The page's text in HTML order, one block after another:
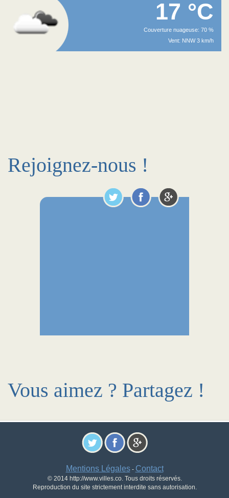
17 °C
Couverture nuageuse: 70 %
Vent: NNW 3 km/h
Rejoignez-nous !
Vous aimez ? Partagez !
Mentions Légales- Contact
© 2014 http://www.villes.co. Tous droits réservés.
Reproduction du site strictement interdite sans autorisation.